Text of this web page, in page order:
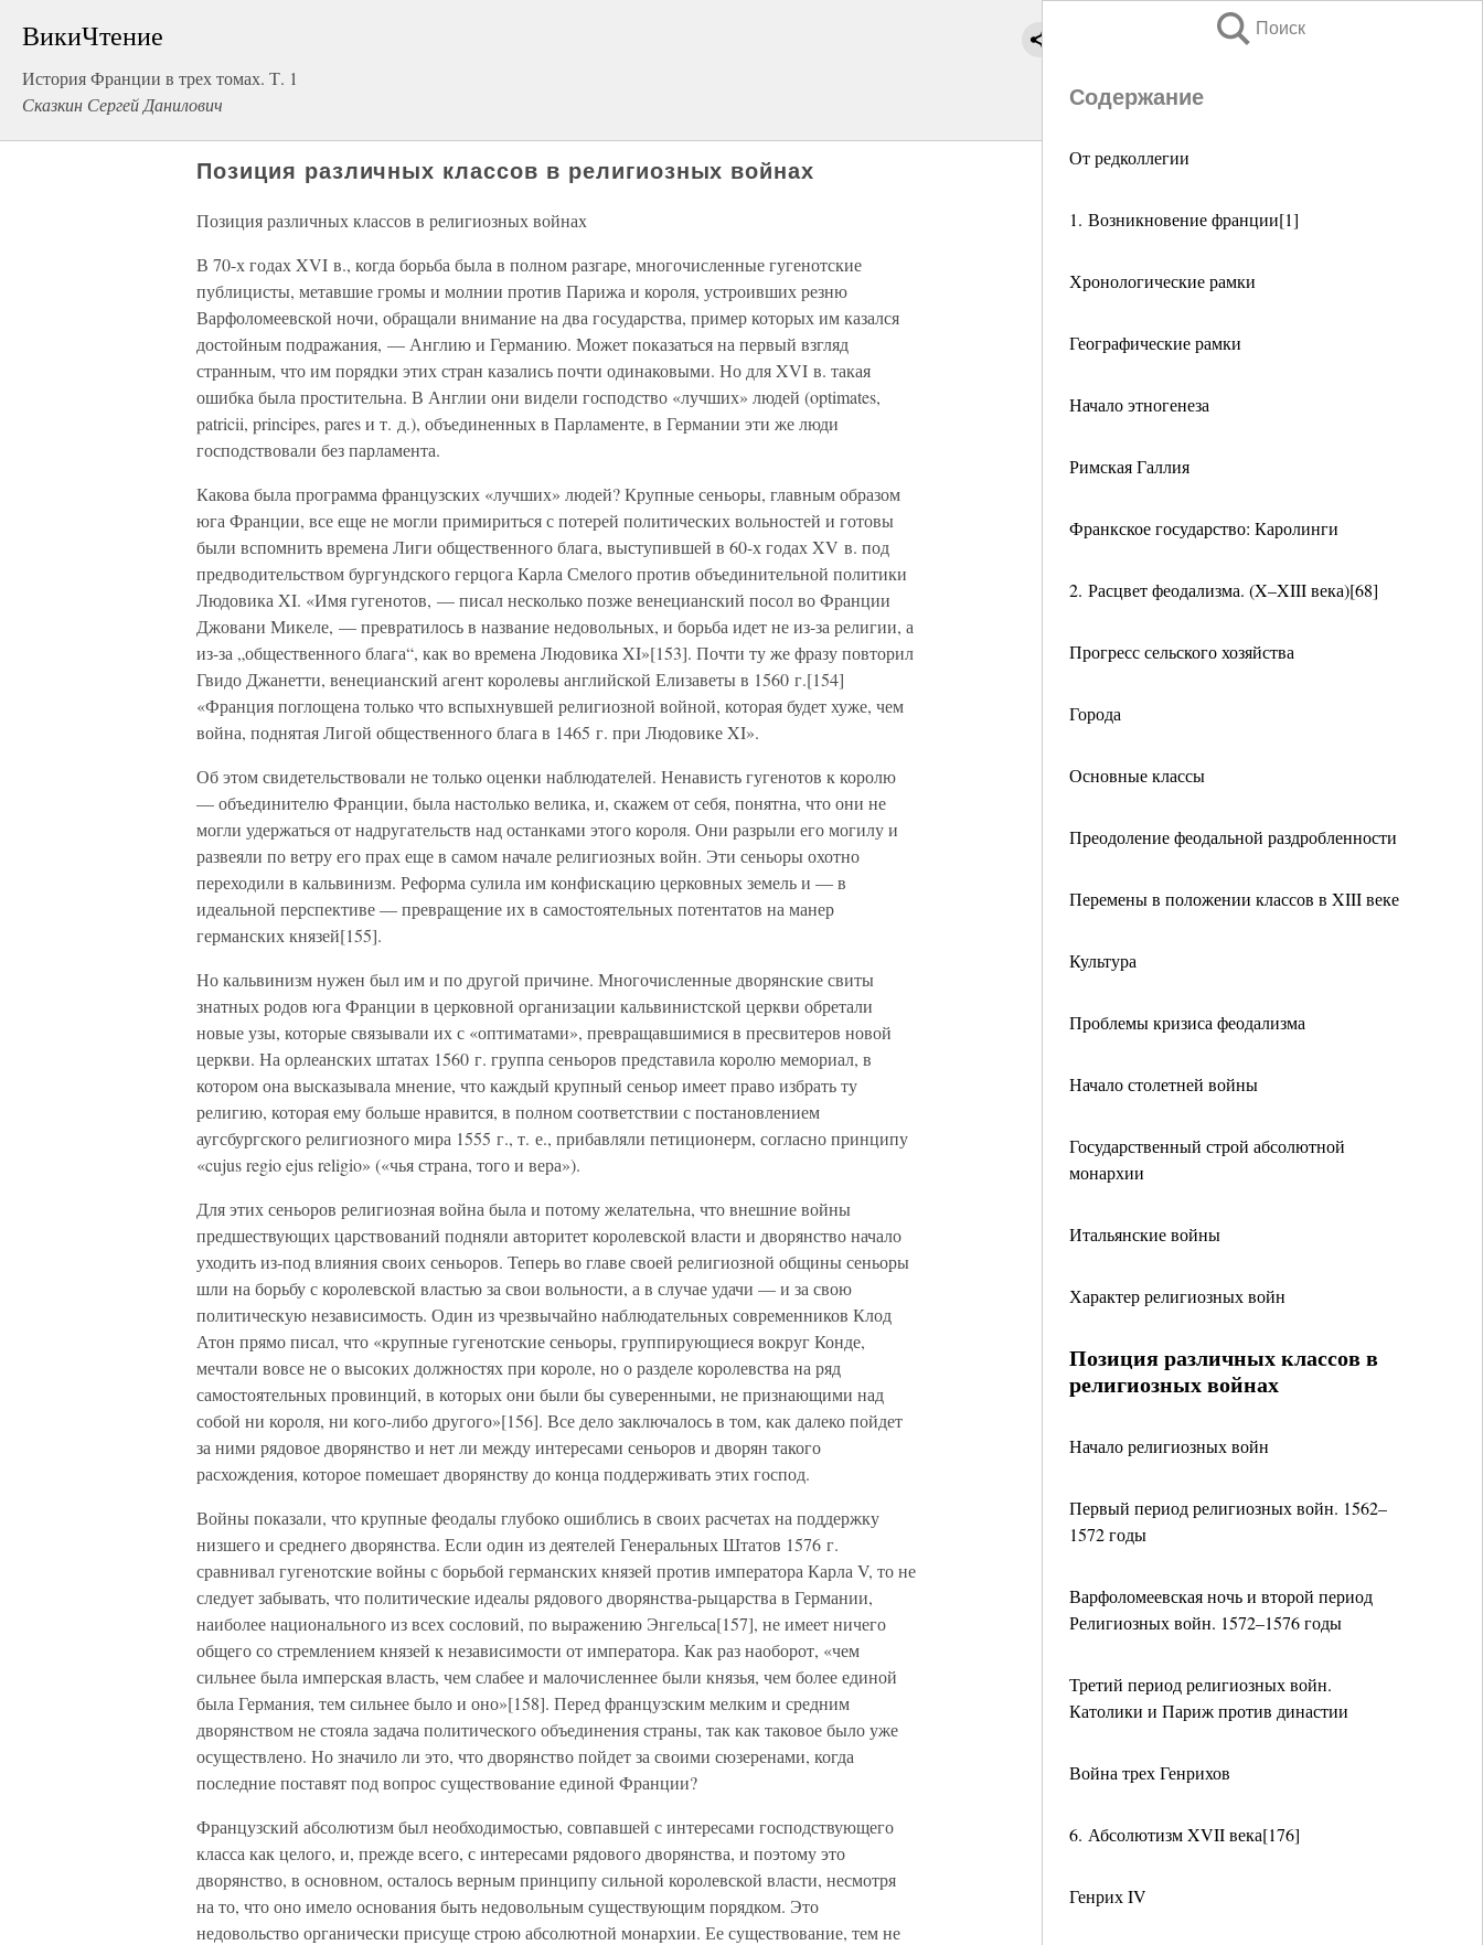
ВикиЧтение
История Франции в трех томах. Т. 1
Сказкин Сергей Данилович
Поиск
Содержание
От редколлегии
1. Возникновение франции[1]
Хронологические рамки
Географические рамки
Начало этногенеза
Римская Галлия
Франкское государство: Каролинги
2. Расцвет феодализма. (X–XIII века)[68]
Прогресс сельского хозяйства
Города
Основные классы
Преодоление феодальной раздробленности
Перемены в положении классов в XIII веке
Культура
Проблемы кризиса феодализма
Начало столетней войны
Государственный строй абсолютной
монархии
Итальянские войны
Характер религиозных войн
Позиция различных классов в
религиозных войнах
Начало религиозных войн
Первый период религиозных войн. 1562–
1572 годы
Варфоломеевская ночь и второй период
Религиозных войн. 1572–1576 годы
Третий период религиозных войн.
Католики и Париж против династии
Война трех Генрихов
6. Абсолютизм XVII века[176]
Генрих IV
Позиция различных классов в религиозных войнах
Позиция различных классов в религиозных войнах
В 70-х годах XVI в., когда борьба была в полном разгаре, многочисленные гугенотские
публицисты, метавшие громы и молнии против Парижа и короля, устроивших резню
Варфоломеевской ночи, обращали внимание на два государства, пример которых им казался
достойным подражания, — Англию и Германию. Может показаться на первый взгляд
странным, что им порядки этих стран казались почти одинаковыми. Но для XVI в. такая
ошибка была простительна. В Англии они видели господство «лучших» людей (optimates,
patricii, principes, pares и т. д.), объединенных в Парламенте, в Германии эти же люди
господствовали без парламента.
Какова была программа французских «лучших» людей? Крупные сеньоры, главным образом
юга Франции, все еще не могли примириться с потерей политических вольностей и готовы
были вспомнить времена Лиги общественного блага, выступившей в 60-х годах XV в. под
предводительством бургундского герцога Карла Смелого против объединительной политики
Людовика XI. «Имя гугенотов, — писал несколько позже венецианский посол во Франции
Джовани Микеле, — превратилось в название недовольных, и борьба идет не из-за религии, а
из-за „общественного блага“, как во времена Людовика XI»[153]. Почти ту же фразу повторил
Гвидо Джанетти, венецианский агент королевы английской Елизаветы в 1560 г.[154]
«Франция поглощена только что вспыхнувшей религиозной войной, которая будет хуже, чем
война, поднятая Лигой общественного блага в 1465 г. при Людовике XI».
Об этом свидетельствовали не только оценки наблюдателей. Ненависть гугенотов к королю
— объединителю Франции, была настолько велика, и, скажем от себя, понятна, что они не
могли удержаться от надругательств над останками этого короля. Они разрыли его могилу и
развеяли по ветру его прах еще в самом начале религиозных войн. Эти сеньоры охотно
переходили в кальвинизм. Реформа сулила им конфискацию церковных земель и — в
идеальной перспективе — превращение их в самостоятельных потентатов на манер
германских князей[155].
Но кальвинизм нужен был им и по другой причине. Многочисленные дворянские свиты
знатных родов юга Франции в церковной организации кальвинистской церкви обретали
новые узы, которые связывали их с «оптиматами», превращавшимися в пресвитеров новой
церкви. На орлеанских штатах 1560 г. группа сеньоров представила королю мемориал, в
котором она высказывала мнение, что каждый крупный сеньор имеет право избрать ту
религию, которая ему больше нравится, в полном соответствии с постановлением
аугсбургского религиозного мира 1555 г., т. е., прибавляли петиционерм, согласно принципу
«cujus regio ejus religio» («чья страна, того и вера»).
Для этих сеньоров религиозная война была и потому желательна, что внешние войны
предшествующих царствований подняли авторитет королевской власти и дворянство начало
уходить из-под влияния своих сеньоров. Теперь во главе своей религиозной общины сеньоры
шли на борьбу с королевской властью за свои вольности, а в случае удачи — и за свою
политическую независимость. Один из чрезвычайно наблюдательных современников Клод
Атон прямо писал, что «крупные гугенотские сеньоры, группирующиеся вокруг Конде,
мечтали вовсе не о высоких должностях при короле, но о разделе королевства на ряд
самостоятельных провинций, в которых они были бы суверенными, не признающими над
собой ни короля, ни кого-либо другого»[156]. Все дело заключалось в том, как далеко пойдет
за ними рядовое дворянство и нет ли между интересами сеньоров и дворян такого
расхождения, которое помешает дворянству до конца поддерживать этих господ.
Войны показали, что крупные феодалы глубоко ошиблись в своих расчетах на поддержку
низшего и среднего дворянства. Если один из деятелей Генеральных Штатов 1576 г.
сравнивал гугенотские войны с борьбой германских князей против императора Карла V, то не
следует забывать, что политические идеалы рядового дворянства-рыцарства в Германии,
наиболее национального из всех сословий, по выражению Энгельса[157], не имеет ничего
общего со стремлением князей к независимости от императора. Как раз наоборот, «чем
сильнее была имперская власть, чем слабее и малочисленнее были князья, чем более единой
была Германия, тем сильнее было и оно»[158]. Перед французским мелким и средним
дворянством не стояла задача политического объединения страны, так как таковое было уже
осуществлено. Но значило ли это, что дворянство пойдет за своими сюзеренами, когда
последние поставят под вопрос существование единой Франции?
Французский абсолютизм был необходимостью, совпавшей с интересами господствующего
класса как целого, и, прежде всего, с интересами рядового дворянства, и поэтому это
дворянство, в основном, осталось верным принципу сильной королевской власти, несмотря
на то, что оно имело основания быть недовольным существующим порядком. Это
недовольство органически присуще строю абсолютной монархии. Ее существование, тем не